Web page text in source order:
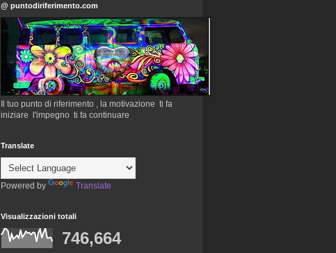
@ puntodiriferimento.com
Il tuo punto di riferimento , la motivazione ti fa
iniziare l'impegno ti fa continuare
Translate
Powered by Translate
Visualizzazioni totali
746,664